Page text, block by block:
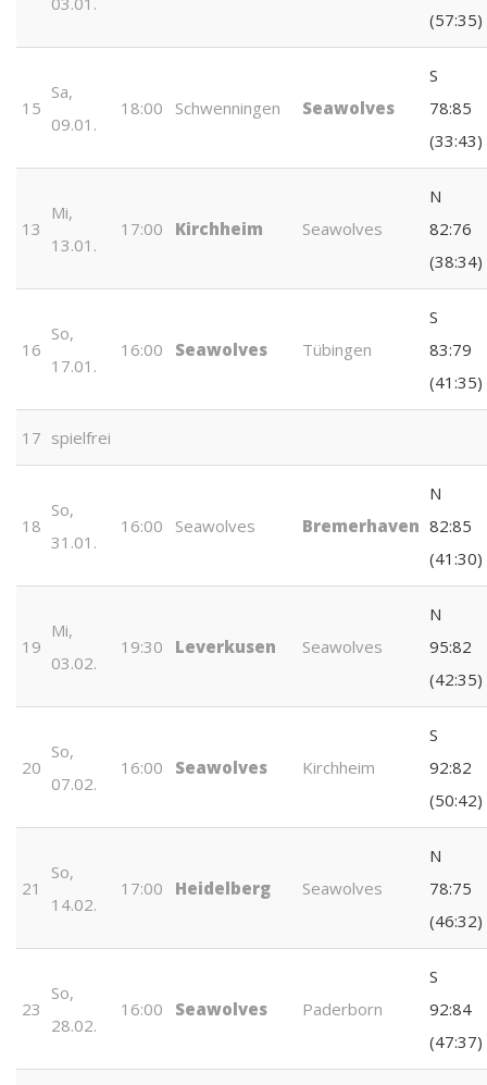
(57:35)
15
Sa,
09.01.
18:00 Schwenningen Seawolves
S
78:85
(33:43)
13
Mi,
13.01.
17:00 Kirchheim Seawolves
N
82:76
(38:34)
16
So,
17.01.
16:00 Seawolves Tübingen
S
83:79
(41:35)
17 spielfrei
18
So,
31.01.
16:00 Seawolves Bremerhaven
N
82:85
(41:30)
19
Mi,
03.02.
19:30 Leverkusen Seawolves
N
95:82
(42:35)
20
So,
07.02.
16:00 Seawolves Kirchheim
S
92:82
(50:42)
21
So,
14.02.
17:00 Heidelberg Seawolves
N
78:75
(46:32)
23
So,
28.02.
16:00 Seawolves Paderborn
S
92:84
(47:37)